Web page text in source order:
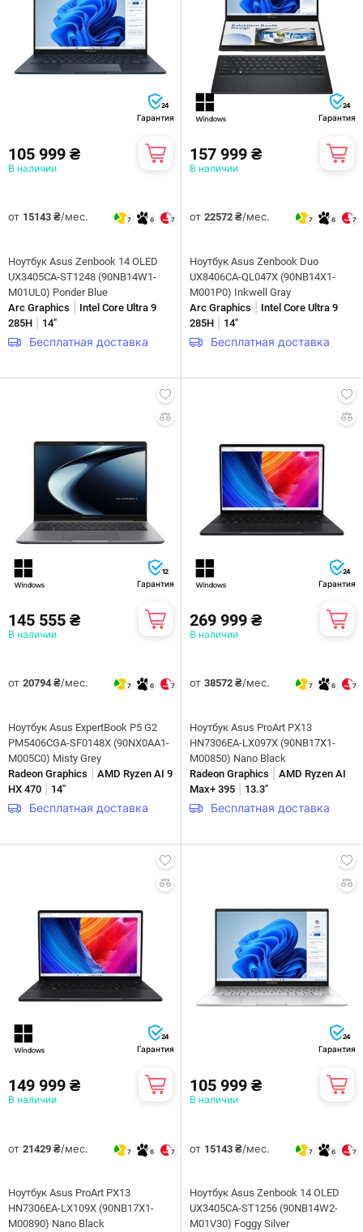
24
Гарантия
105 999 ₴
В наличии
от 15143 ₴/мес. 7 6 7
Ноутбук Asus Zenbook 14 OLED
UX3405CA-ST1248 (90NB14W1-
M01UL0) Ponder Blue
Arc Graphics
Intel Core Ultra 9
285H
14"
Бесплатная доставка
24
Гарантия
157 999 ₴
В наличии
от 22572 ₴/мес. 7 6 7
Ноутбук Asus Zenbook Duo
UX8406CA-QL047X (90NB14X1-
M001P0) Inkwell Gray
Arc Graphics
Intel Core Ultra 9
285H
14"
Бесплатная доставка
12
Гарантия
145 555 ₴
В наличии
от 20794 ₴/мес. 7 6 7
Ноутбук Asus ExpertBook P5 G2
PM5406CGA-SF0148X (90NX0AA1-
M005C0) Misty Grey
Radeon Graphics
AMD Ryzen AI 9
HX 470
14"
Бесплатная доставка
24
Гарантия
269 999 ₴
В наличии
от 38572 ₴/мес. 7 6 7
Ноутбук Asus ProArt PX13
HN7306EA-LX097X (90NB17X1-
M00850) Nano Black
Radeon Graphics
AMD Ryzen AI
Max+ 395
13.3"
Бесплатная доставка
24
Гарантия
149 999 ₴
В наличии
от 21429 ₴/мес. 7 6 7
Ноутбук Asus ProArt PX13
HN7306EA-LX109X (90NB17X1-
M00890) Nano Black
24
Гарантия
105 999 ₴
В наличии
от 15143 ₴/мес. 7 6 7
Ноутбук Asus Zenbook 14 OLED
UX3405CA-ST1256 (90NB14W2-
M01V30) Foggy Silver